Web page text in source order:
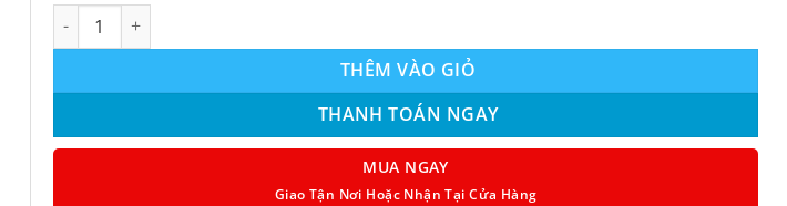
Máy lạnh Âm Trần Reetech Inverter RGT/RC24 24.000Btu số lượng
THÊM VÀO GIỎ
THANH TOÁN NGAY
MUA NGAY
Giao Tận Nơi Hoặc Nhận Tại Cửa Hàng